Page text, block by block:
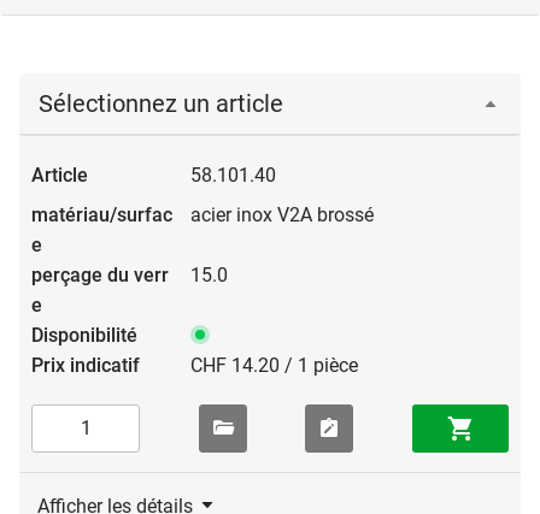
Sélectionnez un article
58.101.40
acier inox V2A brossé
15.0
CHF 14.20 / 1 pièce
Afficher les détails